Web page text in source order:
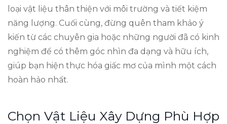
loại vật liệu thân thiện với môi trường và tiết kiệm
năng lượng. Cuối cùng, đừng quên tham khảo ý
kiến từ các chuyên gia hoặc những người đã có kinh
nghiệm để có thêm góc nhìn đa dạng và hữu ích,
giúp bạn hiện thực hóa giấc mơ của mình một cách
hoàn hảo nhất.
Chọn Vật Liệu Xây Dựng Phù Hợp